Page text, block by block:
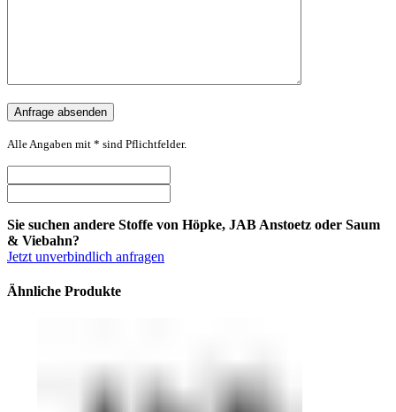
Alle Angaben mit * sind Pflichtfelder.
Sie suchen andere Stoffe von Höpke, JAB Anstoetz oder Saum
& Viebahn?
Jetzt unverbindlich anfragen
Ähnliche Produkte